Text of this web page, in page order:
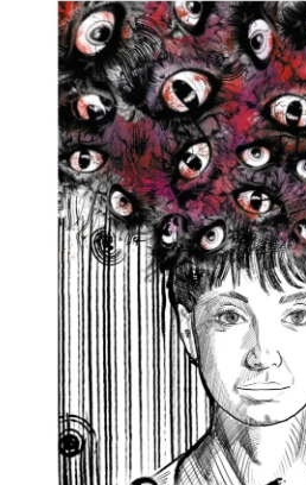
Bodrum Trafik Yoğunluk Haritası
Turizm
Siyaset
Bodrum Nöbetçi Eczaneler
Köşe Yazarları
Spor
Kültür Sanat Tarih
Sağlık